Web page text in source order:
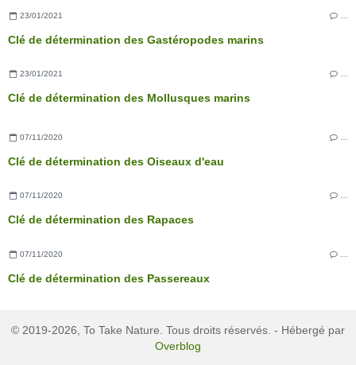
23/01/2021
Clé de détermination des Gastéropodes marins
23/01/2021
Clé de détermination des Mollusques marins
07/11/2020
Clé de détermination des Oiseaux d'eau
07/11/2020 …
Clé de détermination des Rapaces
07/11/2020
Clé de détermination des Passereaux
© 2019-2026, To Take Nature. Tous droits réservés. - Hébergé par
Overblog